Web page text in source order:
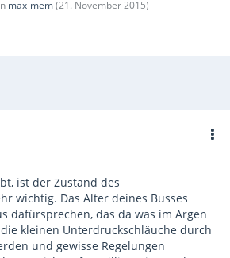
max-mem(21. November 2015)
ist der Zustand des
wichtig. Das Alter deines Busses
dafürsprechen, das da was im Argen
kleinen Unterdruckschläuche durch
und gewisse Regelungen